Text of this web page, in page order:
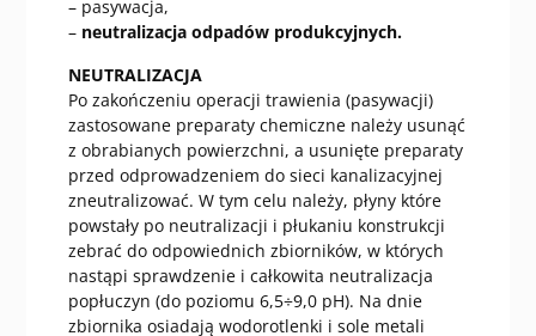
– pasywacja,
–neutralizacja odpadów produkcyjnych.
NEUTRALIZACJA
Po zakończeniu operacji trawienia (pasywacji)
zastosowane preparaty chemiczne należy usunąć
z obrabianych powierzchni, a usunięte preparaty
przed odprowadzeniem do sieci kanalizacyjnej
zneutralizować. W tym celu należy, płyny które
powstały po neutralizacji i płukaniu konstrukcji
zebrać do odpowiednich zbiorników, w których
nastąpi sprawdzenie i całkowita neutralizacja
popłuczyn (do poziomu 6,5÷9,0 pH). Na dnie
zbiornika osiadają wodorotlenki i sole metali